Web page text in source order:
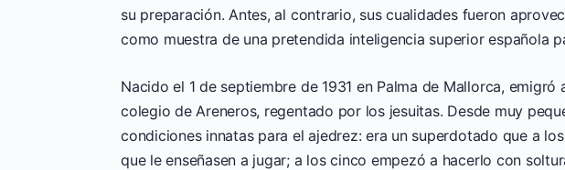
su preparación. Antes, al contrario, sus cualidades fueron
como muestra de una pretendida inteligencia superior española
Nacido el 1 de septiembre de 1931 en Palma de Mallorca,
colegio de Areneros, regentado por los jesuitas. Desde muy
condiciones innatas para el ajedrez: era un superdotado que a
que le enseñasen a jugar; a los cinco empezó a hacerlo con